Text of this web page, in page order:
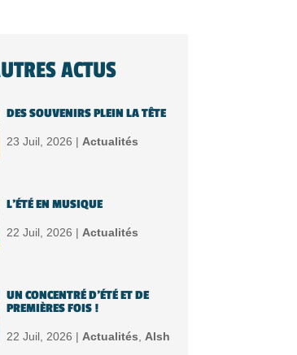
ACTUS
DES SOUVENIRS PLEIN LA TÊTE
23 Juil, 2026 | Actualités
L’ÉTÉ EN MUSIQUE
22 Juil, 2026 | Actualités
UN CONCENTRÉ D’ÉTÉ ET DE
PREMIÈRES FOIS !
22 Juil, 2026 | Actualités, Alsh